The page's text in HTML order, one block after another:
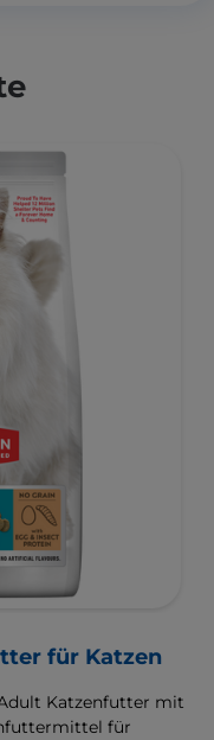
für Katzen
Katzenfutter mit
für